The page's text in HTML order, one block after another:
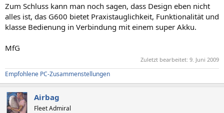
Zum Schluss kann man noch sagen, dass Design eben nicht
alles ist, das G600 bietet Praxistauglichkeit, Funktionalität und
klasse Bedienung in Verbindung mit einem super Akku.
MfG
Zuletzt bearbeitet: 9. Juni 2009
Empfohlene PC-Zusammenstellungen
Airbag
Fleet Admiral